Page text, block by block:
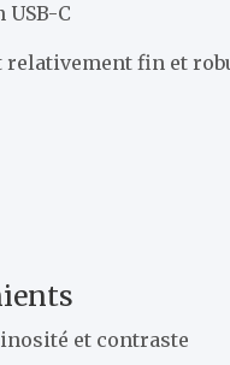
C
relativement fin et
et contraste